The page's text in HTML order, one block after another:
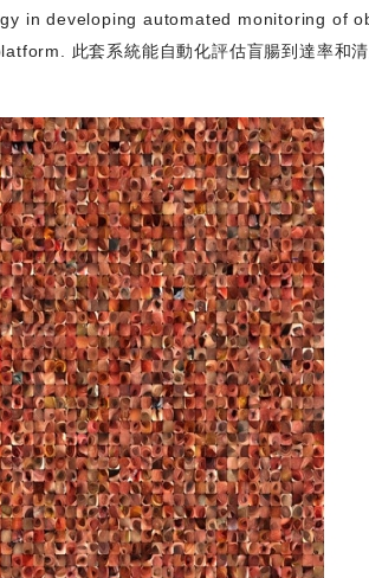
in developing automated monitoring of
此套系統能自動化評估盲腸到達率和清